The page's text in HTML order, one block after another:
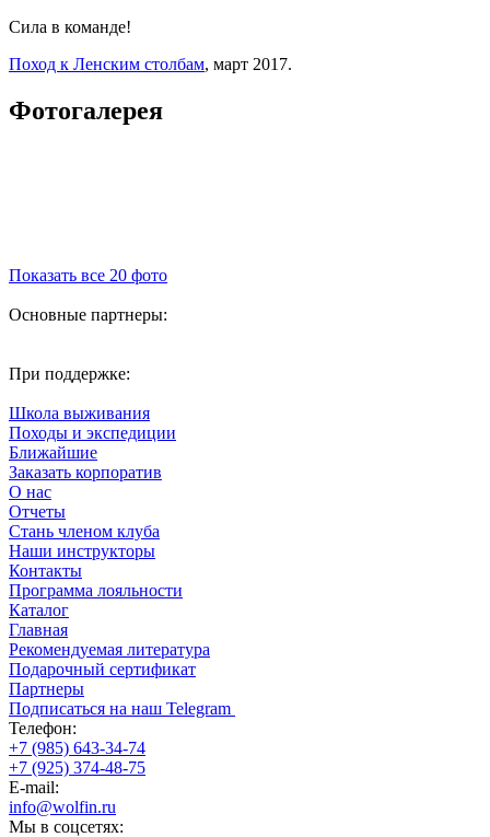
Сила в команде!
Поход к Ленским столбам, март 2017.
Фотогалерея
Показать все 20 фото
Основные партнеры:
При поддержке:
Школа выживания
Походы и экспедиции
Ближайшие
Заказать корпоратив
О нас
Отчеты
Стань членом клуба
Наши инструкторы
Контакты
Программа лояльности
Каталог
Главная
Рекомендуемая литература
Подарочный сертификат
Партнеры
Подписаться на наш Telegram
Телефон:
+7 (985) 643-34-74
+7 (925) 374-48-75
E-mail:
info@wolfin.ru
Мы в соцсетях: